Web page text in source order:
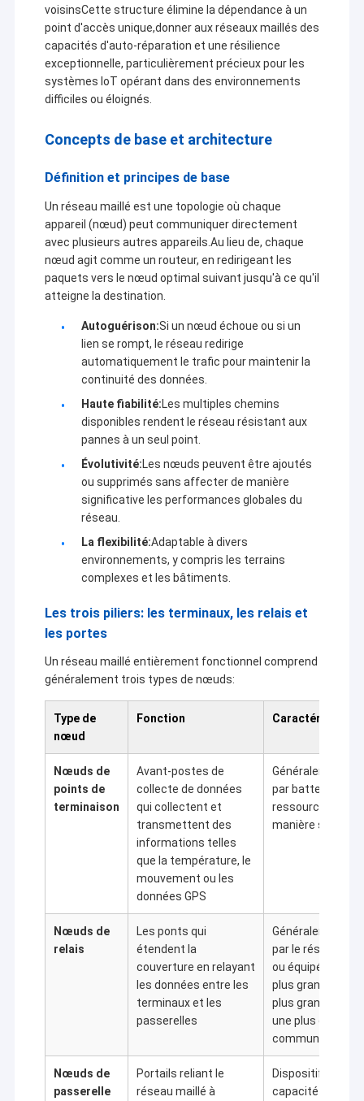
À propos de nous
voisinsCette structure élimine la dépendance à un
point d'accès unique,donner aux réseaux maillés des
capacités d'auto-réparation et une résilience
exceptionnelle, particulièrement précieux pour les
systèmes IoT opérant dans des environnements
difficiles ou éloignés.
Concepts de base et architecture
Définition et principes de base
Un réseau maillé est une topologie où chaque
appareil (nœud) peut communiquer directement
avec plusieurs autres appareils.Au lieu de, chaque
nœud agit comme un routeur, en redirigeant les
paquets vers le nœud optimal suivant jusqu'à ce qu'il
atteigne la destination.
Autoguérison:Si un nœud échoue ou si un
lien se rompt, le réseau redirige
automatiquement le trafic pour maintenir la
continuité des données.
Haute fiabilité:Les multiples chemins
disponibles rendent le réseau résistant aux
pannes à un seul point.
Évolutivité:Les nœuds peuvent être ajoutés
ou supprimés sans affecter de manière
significative les performances globales du
réseau.
La flexibilité:Adaptable à divers
environnements, y compris les terrains
complexes et les bâtiments.
Les trois piliers: les terminaux, les relais et
les portes
Un réseau maillé entièrement fonctionnel comprend
généralement trois types de nœuds:
Type de
nœud
Fonction
Nœuds de
points de
terminaison
Avant-postes de
collecte de données
qui collectent et
transmettent des
informations telles
que la température, le
mouvement ou les
données GPS
Généralement
par batterie,
ressources et
manière statique
Nœuds de
relais
Les ponts qui
étendent la
couverture en relayant
les données entre les
terminaux et les
passerelles
Généralement
par le réseau
ou équipé de
plus grandes,
plus grande
une plus grande
communication
Nœuds de
passerelle
Portails reliant le
réseau maillé à
Dispositifs de
capacité dotés
Shenzhen Sinosun Technology Co., Ltd. s'est engagée
dans des services de transmission de données sans
produits, les applications et l'ingénierie réseau.